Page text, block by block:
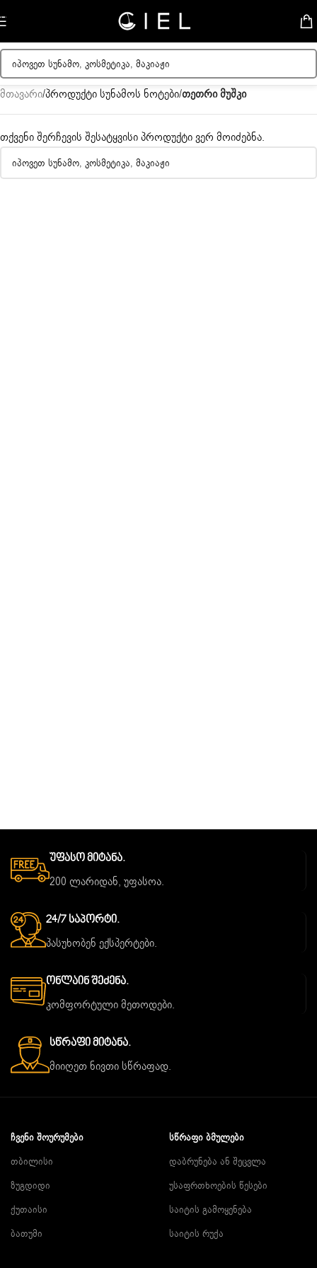
Skip to navigation
მთავარი/პროდუქტი სუნამოს ნოტები/თეთრი მუშკი
თქვენი შერჩევის შესატყვისი პროდუქტი ვერ მოიძებნა.
Უფასო Მიტანა.
200 ლარიდან, უფასოა.
24/7 Საპორტი.
პასუხობენ ექსპერტები.
Ონლაინ Შეძენა.
კომფორტული მეთოდები.
Სწრაფი Მიტანა.
მიიღეთ ნივთი სწრაფად.
ᲩᲕᲔᲜᲘ ᲨᲝᲣᲠᲣᲛᲔᲑᲘ
თბილისი
ზუგდიდი
ქუთაისი
ბათუმი
ᲡᲬᲠᲐᲤᲘ ᲑᲛᲣᲚᲔᲑᲘ
დაბრუნება ან შეცვლა
უსაფრთხოების წესები
საიტის გამოყენება
საიტის რუქა